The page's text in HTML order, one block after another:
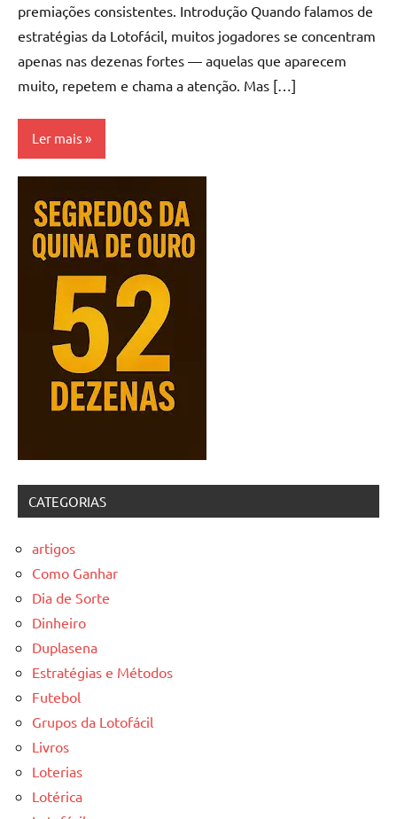
premiações consistentes. Introdução Quando falamos de
estratégias da Lotofácil, muitos jogadores se concentram
apenas nas dezenas fortes — aquelas que aparecem
muito, repetem e chama a atenção. Mas […]
Ler mais
Ganhar
Loterias
Lotofácil
CATEGORIAS
artigos
Como Ganhar
Dia de Sorte
Dinheiro
Duplasena
Estratégias e Métodos
Futebol
Grupos da Lotofácil
Livros
Loterias
Lotérica